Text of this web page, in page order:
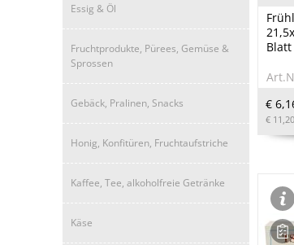
Essig & Öl
Fruchtprodukte, Pürees, Gemüse &
Sprossen
Gebäck, Pralinen, Snacks
Honig, Konfitüren, Fruchtaufstriche
Kaffee, Tee, alkoholfreie Getränke
Käse
Blatt
€
€